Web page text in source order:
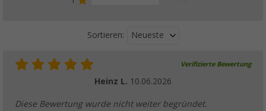
Sortieren: Neueste
Verifizierte Bewertung
Heinz L. 10.06.2026
Diese Bewertung wurde nicht weiter begründet.